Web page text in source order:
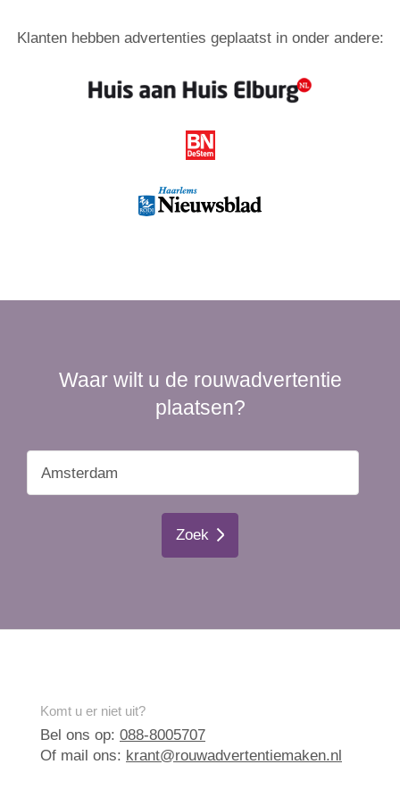
Klanten hebben advertenties geplaatst in onder andere:
Waar wilt u de rouwadvertentie
plaatsen?
Zoek
Komt u er niet uit?
Bel ons op: 088-8005707
Of mail ons: krant@rouwadvertentiemaken.nl